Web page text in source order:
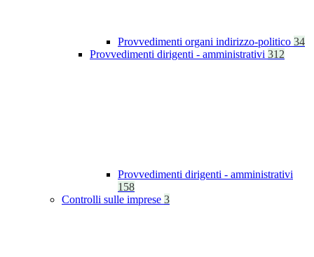
Provvedimenti organi indirizzo-politico 34
Provvedimenti dirigenti - amministrativi 312
Provvedimenti dirigenti - amministrativi
158
Controlli sulle imprese 3